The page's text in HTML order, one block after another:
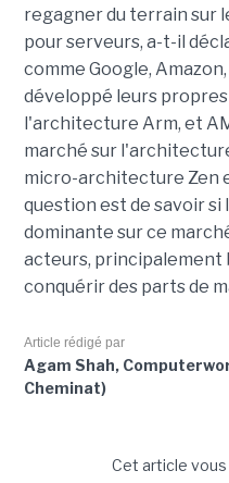
regagner du terrain sur
pour serveurs, a-t-il
comme Google,
développé leurs propres
l'architecture Arm, et
marché sur
micro-architecture Zen
question est de savoir
dominante sur ce
acteurs, principalement
conquérir des parts de
Article rédigé par
Agam Shah,
Cheminat)
Cet article vous